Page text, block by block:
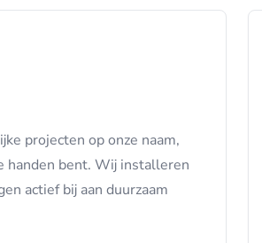
projecten op onze naam,
handen bent. Wij installeren
actief bij aan duurzaam